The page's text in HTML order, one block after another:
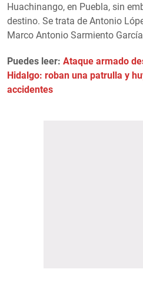
Huachinango, en Puebla, sin
destino. Se trata de Antonio
Marco Antonio Sarmiento
Puedes leer: Ataque armado
Hidalgo: roban una patrulla y
accidentes